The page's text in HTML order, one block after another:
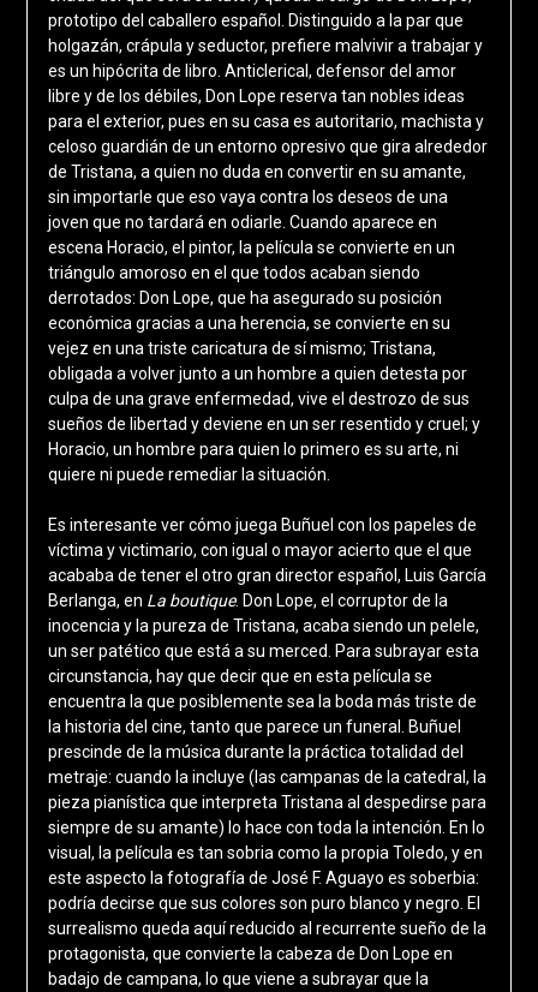
prototipo del caballero español. Distinguido a la par que
holgazán, crápula y seductor, prefiere malvivir a trabajar y
es un hipócrita de libro. Anticlerical, defensor del amor
libre y de los débiles, Don Lope reserva tan nobles ideas
para el exterior, pues en su casa es autoritario, machista y
celoso guardián de un entorno opresivo que gira alrededor
de Tristana, a quien no duda en convertir en su amante,
sin importarle que eso vaya contra los deseos de una
joven que no tardará en odiarle. Cuando aparece en
escena Horacio, el pintor, la película se convierte en un
triángulo amoroso en el que todos acaban siendo
derrotados: Don Lope, que ha asegurado su posición
económica gracias a una herencia, se convierte en su
vejez en una triste caricatura de sí mismo; Tristana,
obligada a volver junto a un hombre a quien detesta por
culpa de una grave enfermedad, vive el destrozo de sus
sueños de libertad y deviene en un ser resentido y cruel; y
Horacio, un hombre para quien lo primero es su arte, ni
quiere ni puede remediar la situación.
Es interesante ver cómo juega Buñuel con los papeles de
víctima y victimario, con igual o mayor acierto que el que
acababa de tener el otro gran director español, Luis García
Berlanga, en La boutique. Don Lope, el corruptor de la
inocencia y la pureza de Tristana, acaba siendo un pelele,
un ser patético que está a su merced. Para subrayar esta
circunstancia, hay que decir que en esta película se
encuentra la que posiblemente sea la boda más triste de
la historia del cine, tanto que parece un funeral. Buñuel
prescinde de la música durante la práctica totalidad del
metraje: cuando la incluye (las campanas de la catedral, la
pieza pianística que interpreta Tristana al despedirse para
siempre de su amante) lo hace con toda la intención. En lo
visual, la película es tan sobria como la propia Toledo, y en
este aspecto la fotografía de José F. Aguayo es soberbia:
podría decirse que sus colores son puro blanco y negro. El
surrealismo queda aquí reducido al recurrente sueño de la
protagonista, que convierte la cabeza de Don Lope en
badajo de campana, lo que viene a subrayar que la